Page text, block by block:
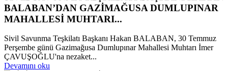
BALABAN’DAN GAZİMAĞUSA DUMLUPINAR
MAHALLESİ MUHTARI...
Sivil Savunma Teşkilatı Başkanı Hakan BALABAN, 30 Temmuz
Perşembe günü Gazimağusa Dumlupınar Mahallesi Muhtarı İmer
ÇAVUŞOĞLU'na nezaket...
Devamını oku